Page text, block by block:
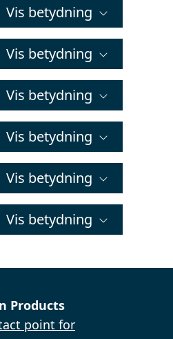
Vis betydning
Vis betydning
Vis betydning
Vis betydning
Vis betydning
Vis betydning
Products
point for